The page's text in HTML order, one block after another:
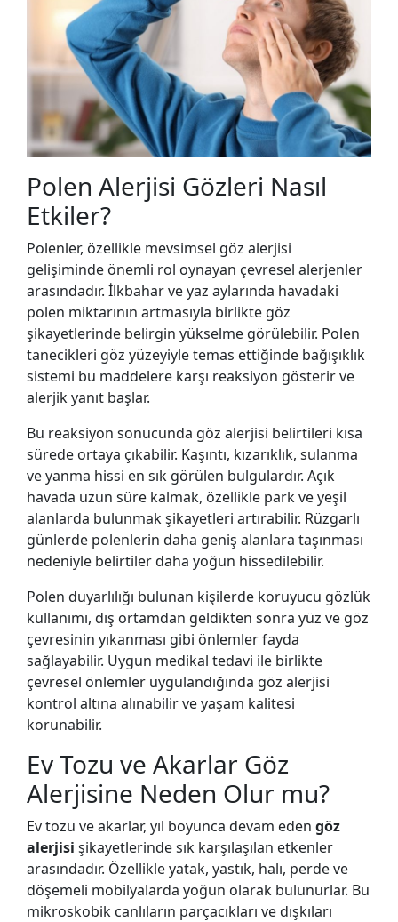
Polen Alerjisi Gözleri Nasıl
Etkiler?
Polenler, özellikle mevsimsel göz alerjisi
gelişiminde önemli rol oynayan çevresel alerjenler
arasındadır. İlkbahar ve yaz aylarında havadaki
polen miktarının artmasıyla birlikte göz
şikayetlerinde belirgin yükselme görülebilir. Polen
tanecikleri göz yüzeyiyle temas ettiğinde bağışıklık
sistemi bu maddelere karşı reaksiyon gösterir ve
alerjik yanıt başlar.
Bu reaksiyon sonucunda göz alerjisi belirtileri kısa
sürede ortaya çıkabilir. Kaşıntı, kızarıklık, sulanma
ve yanma hissi en sık görülen bulgulardır. Açık
havada uzun süre kalmak, özellikle park ve yeşil
alanlarda bulunmak şikayetleri artırabilir. Rüzgarlı
günlerde polenlerin daha geniş alanlara taşınması
nedeniyle belirtiler daha yoğun hissedilebilir.
Polen duyarlılığı bulunan kişilerde koruyucu gözlük
kullanımı, dış ortamdan geldikten sonra yüz ve göz
çevresinin yıkanması gibi önlemler fayda
sağlayabilir. Uygun medikal tedavi ile birlikte
çevresel önlemler uygulandığında göz alerjisi
kontrol altına alınabilir ve yaşam kalitesi
korunabilir.
Ev Tozu ve Akarlar Göz
Alerjisine Neden Olur mu?
Ev tozu ve akarlar, yıl boyunca devam eden göz
alerjisi şikayetlerinde sık karşılaşılan etkenler
arasındadır. Özellikle yatak, yastık, halı, perde ve
döşemeli mobilyalarda yoğun olarak bulunurlar. Bu
mikroskobik canlıların parçacıkları ve dışkıları